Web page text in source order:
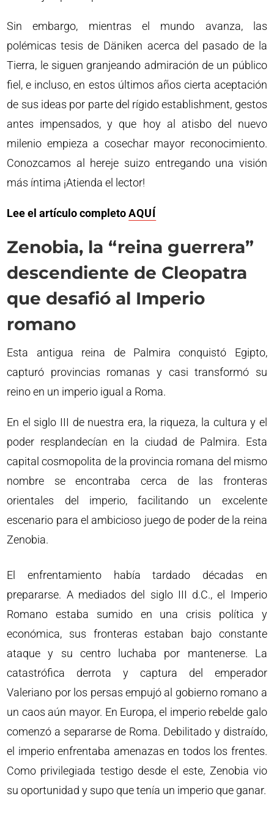
Sin embargo, mientras el mundo avanza, las
polémicas tesis de Däniken acerca del pasado de la
Tierra, le siguen granjeando admiración de un público
fiel, e incluso, en estos últimos años cierta aceptación
de sus ideas por parte del rígido establishment, gestos
antes impensados, y que hoy al atisbo del nuevo
milenio empieza a cosechar mayor reconocimiento.
Conozcamos al hereje suizo entregando una visión
más íntima ¡Atienda el lector!
Lee el artículo completoAQUÍ
Zenobia, la “reina guerrera”
descendiente de Cleopatra
que desafió al Imperio
romano
Esta antigua reina de Palmira conquistó Egipto,
capturó provincias romanas y casi transformó su
reino en un imperio igual a Roma.
En el siglo III de nuestra era, la riqueza, la cultura y el
poder resplandecían en la ciudad de Palmira. Esta
capital cosmopolita de la provincia romana del mismo
nombre se encontraba cerca de las fronteras
orientales del imperio, facilitando un excelente
escenario para el ambicioso juego de poder de la reina
Zenobia.
El enfrentamiento había tardado décadas en
prepararse. A mediados del siglo III d.C., el Imperio
Romano estaba sumido en una crisis política y
económica, sus fronteras estaban bajo constante
ataque y su centro luchaba por mantenerse. La
catastrófica derrota y captura del emperador
Valeriano por los persas empujó al gobierno romano a
un caos aún mayor. En Europa, el imperio rebelde galo
comenzó a separarse de Roma. Debilitado y distraído,
el imperio enfrentaba amenazas en todos los frentes.
Como privilegiada testigo desde el este, Zenobia vio
su oportunidad y supo que tenía un imperio que ganar.